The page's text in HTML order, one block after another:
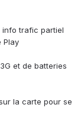
info trafic partiel
Play
et de batteries
la carte pour se